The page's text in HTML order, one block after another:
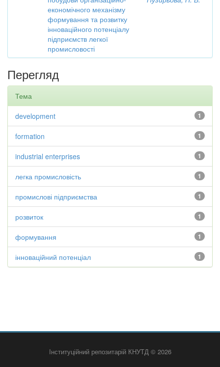
економічного механізму
формування та розвитку
інноваційного потенціалу
підприємств легкої
промисловості
Перегляд
Тема
1
development
1
formation
1
industrial enterprises
1
легка промисловість
1
промислові підприємства
1
розвиток
1
формування
1
інноваційний потенціал
Інституційний репозитарій КНУТД © 2026